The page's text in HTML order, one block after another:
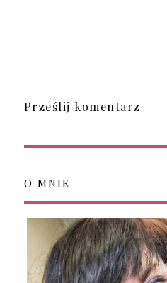
Prześlij komentarz
O MNIE